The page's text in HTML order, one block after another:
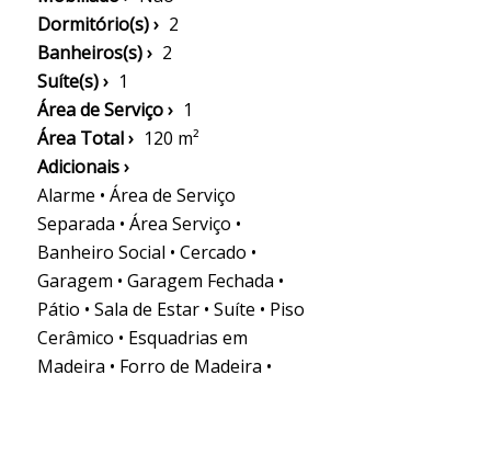
Dormitório(s) › 2
Banheiros(s) › 2
Suíte(s) › 1
Área de Serviço › 1
Área Total › 120 m²
Adicionais ›
Alarme • Área de Serviço
Separada • Área Serviço •
Banheiro Social • Cercado •
Garagem • Garagem Fechada •
Pátio • Sala de Estar • Suíte • Piso
Cerâmico • Esquadrias em
Madeira • Forro de Madeira •